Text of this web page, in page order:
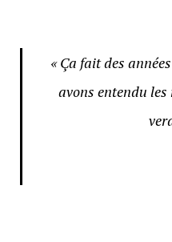
« Ça fait des
avons entendu